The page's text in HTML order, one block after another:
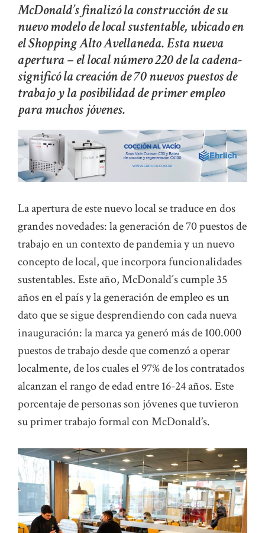
McDonald’s finalizó la construcción de su
nuevo modelo de local sustentable, ubicado en
el Shopping Alto Avellaneda. Esta nueva
apertura – el local número 220 de la cadena-
significó la creación de 70 nuevos puestos de
trabajo y la posibilidad de primer empleo
para muchos jóvenes.
La apertura de este nuevo local se traduce en dos
grandes novedades: la generación de 70 puestos de
trabajo en un contexto de pandemia y un nuevo
concepto de local, que incorpora funcionalidades
sustentables. Este año, McDonald´s cumple 35
años en el país y la generación de empleo es un
dato que se sigue desprendiendo con cada nueva
inauguración: la marca ya generó más de 100.000
puestos de trabajo desde que comenzó a operar
localmente, de los cuales el 97% de los contratados
alcanzan el rango de edad entre 16-24 años. Este
porcentaje de personas son jóvenes que tuvieron
su primer trabajo formal con McDonald’s.